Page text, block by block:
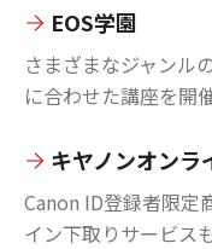
EOS学園
さまざまなジャンル
に合わせた講座を開催
キヤノンオンラ
Canon ID登録者限定
イン下取りサービス